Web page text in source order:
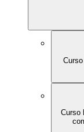
Curso